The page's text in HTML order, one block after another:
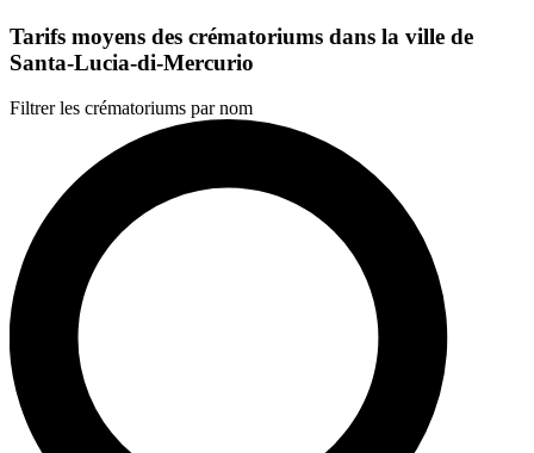
Tarifs moyens des crématoriums dans la ville de
Santa-Lucia-di-Mercurio
Filtrer les crématoriums par nom